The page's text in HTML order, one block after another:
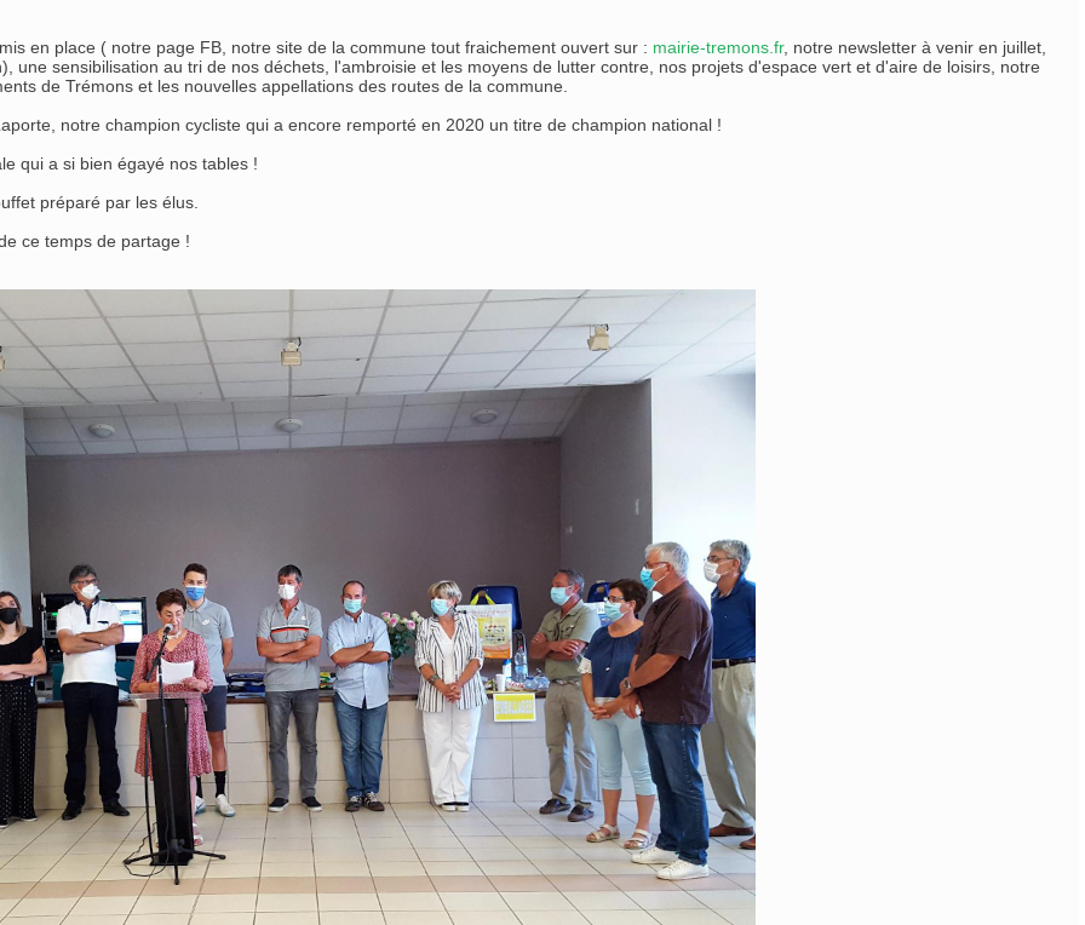
en place ( notre page FB, notre site de la commune tout fraichement ouvert sur : mairie-tremons.fr, notre newsletter à venir en juillet,
une sensibilisation au tri de nos déchets, l'ambroisie et les moyens de lutter contre, nos projets d'espace vert et d'aire de loisirs, notre
de Trémons et les nouvelles appellations des routes de la commune.
notre champion cycliste qui a encore remporté en 2020 un titre de champion national !
qui a si bien égayé nos tables !
préparé par les élus.
ce temps de partage !